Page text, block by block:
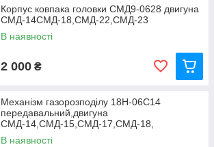
Корпус ковпака головки СМД9-0628 двигуна
СМД-14СМД-18,СМД-22,СМД-23
В наявності
2 000 ₴
Механізм газорозподілу 18Н-06С14
передавальний,двигуна
СМД-14,СМД-15,СМД-17,СМД-18,
СМД-18Н.01,СМД-19
В наявності